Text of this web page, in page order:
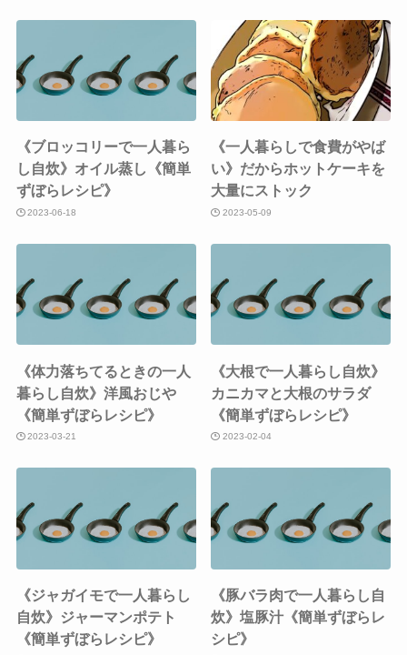
《ブロッコリーで一人暮ら
し自炊》オイル蒸し《簡単
ずぼらレシピ》
2023-06-18
《一人暮らしで食費がやば
い》だからホットケーキを
大量にストック
2023-05-09
《体力落ちてるときの一人
暮らし自炊》洋風おじや
《簡単ずぼらレシピ》
2023-03-21
《大根で一人暮らし自炊》
カニカマと大根のサラダ
《簡単ずぼらレシピ》
2023-02-04
《ジャガイモで一人暮らし
自炊》ジャーマンポテト
《簡単ずぼらレシピ》
《豚バラ肉で一人暮らし自
炊》塩豚汁《簡単ずぼらレ
シピ》